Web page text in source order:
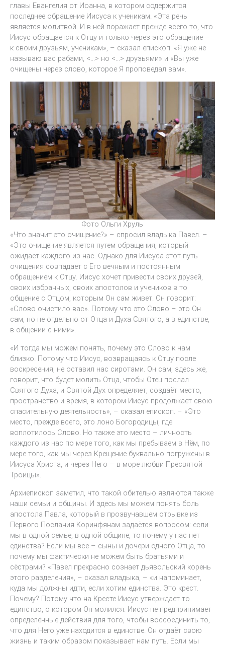
главы Евангелия от Иоанна, в котором содержится
последнее обращение Иисуса к ученикам. «Эта речь
является молитвой. И в ней поражает прежде всего то, что
Иисус обращается к Отцу и только через это обращение –
к своим друзьям, ученикам», – сказал епископ. «Я уже не
называю вас рабами, <…> но <…> друзьями» и «Вы уже
очищены через слово, которое Я проповедал вам».
Фото Ольги Хруль
«Что значит это очищение?» – спросил владыка Павел. –
«Это очищение является путем обращения, который
ожидает каждого из нас. Однако для Иисуса этот путь
очищения совпадает с Его вечным и постоянным
обращением к Отцу. Иисус хочет привести своих друзей,
своих избранных, своих апостолов и учеников в то
общение с Отцом, которым Он сам живет. Он говорит:
«Слово очистило вас». Потому что это Слово – это Он
сам, но не отдельно от Отца и Духа Святого, а в единстве,
в общении с ними».
«И тогда мы можем понять, почему это Слово к нам
близко. Потому что Иисус, возвращаясь к Отцу после
воскресения, не оставил нас сиротами. Он сам, здесь же,
говорит, что будет молить Отца, чтобы Отец послал
Святого Духа, и Святой Дух определяет, создаёт место,
пространство и время, в котором Иисус продолжает свою
спасительную деятельность», – сказал епископ. – «Это
место, прежде всего, это лоно Богородицы, где
воплотилось Слово. Но также это место – личность
каждого из нас по мере того, как мы пребываем в Нём, по
мере того, как мы через Крещение буквально погружены в
Иисуса Христа, и через Него – в море любви Пресвятой
Троицы».
Архиепископ заметил, что такой обителью являются также
наши семьи и общины. И здесь мы можем понять боль
апостола Павла, который в прозвучавшем отрывке из
Первого Послания Коринфянам задаётся вопросом: если
мы в одной семье, в одной общине, то почему у нас нет
единства? Если мы все – сыны и дочери одного Отца, то
почему мы фактически не можем быть братьями и
сёстрами? «Павел прекрасно сознает дьявольский корень
этого разделения», – сказал владыка, – «и напоминает,
куда мы должны идти, если хотим единства. Это крест.
Почему? Потому что на Кресте Иисус утверждает то
единство, о котором Он молился. Иисус не предпринимает
определённые действия для того, чтобы воссоединить то,
что для Него уже находится в единстве. Он отдаёт свою
жизнь и таким образом показывает нам путь. Если мы